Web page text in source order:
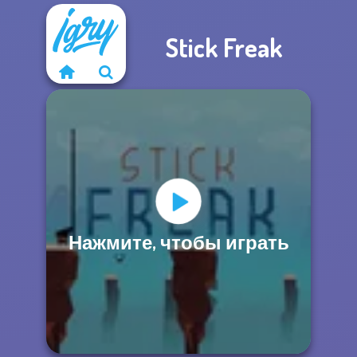
Stick Freak
Нажмите, чтобы играть